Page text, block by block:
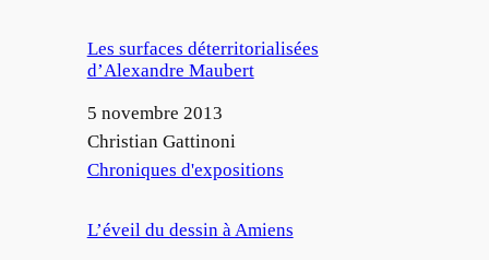
Les surfaces déterritorialisées
d’Alexandre Maubert
Date
5 novembre 2013
Auteur
Christian Gattinoni
Par rapport à
Chroniques d'expositions
L’éveil du dessin à Amiens